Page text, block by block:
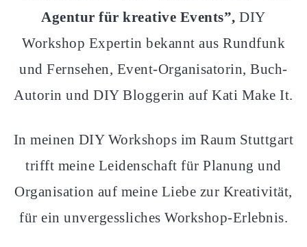
Agentur für kreative Events”, DIY
Workshop Expertin bekannt aus Rundfunk
und Fernsehen, Event-Organisatorin, Buch-
Autorin und DIY Bloggerin auf Kati Make It.
In meinen DIY Workshops im Raum Stuttgart
trifft meine Leidenschaft für Planung und
Organisation auf meine Liebe zur Kreativität,
für ein unvergessliches Workshop-Erlebnis.